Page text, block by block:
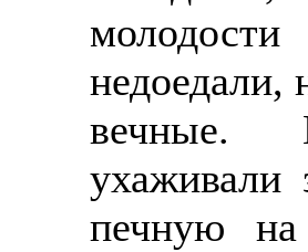
недоедали,
вечные.
ухаживали
печную